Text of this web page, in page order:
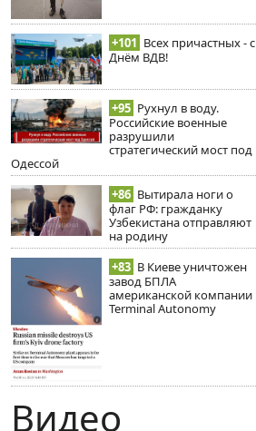
+101 Всех причастных - с
Днём ВДВ!
+95 Рухнул в воду.
Российские военные
разрушили
стратегический мост под
Одессой
+86 Вытирала ноги о
флаг РФ: гражданку
Узбекистана отправляют
на родину
+83 В Киеве уничтожен
завод БПЛА
американской компании
Terminal Autonomy
Видео